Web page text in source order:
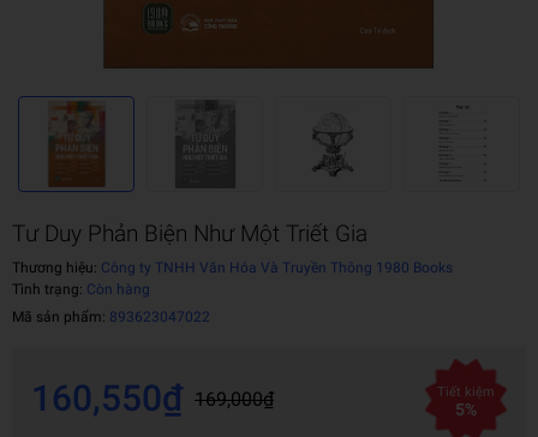
Tư Duy Phản Biện Như Một Triết Gia
Thương hiệu: Công ty TNHH Văn Hóa Và Truyền Thông 1980 Books
Tình trạng: Còn hàng
Mã sản phẩm: 893623047022
160,550₫ 169,000₫ Tiết kiệm
5%